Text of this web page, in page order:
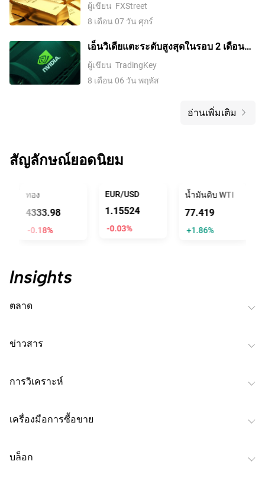
ผู้เขียน FXStreet
8 เดือน 07 วัน ศุกร์
เอ็นวิเดียแตะระดับสูงสุดในรอบ 2 เดือน
หลังบวกติดต่อกัน 5 วันพุ่งเกิน 10%
ผู้เขียน TradingKey
8 เดือน 06 วัน พฤหัส
อ่านเพิ่มเติม
สัญลักษณ์ยอดนิยม
ทอง
4333.98
-0.18%
EUR/USD
1.15524
-0.03%
น้ำมันดิบ WTI
77.419
+1.86%
ตลาด
ข่าวสาร
การวิเคราะห์
เครื่องมือการซื้อขาย
บล็อก